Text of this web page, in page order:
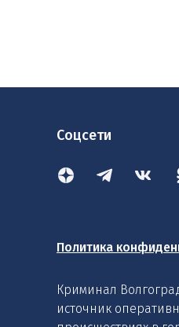
Соцсети
Политика
Криминал
источник